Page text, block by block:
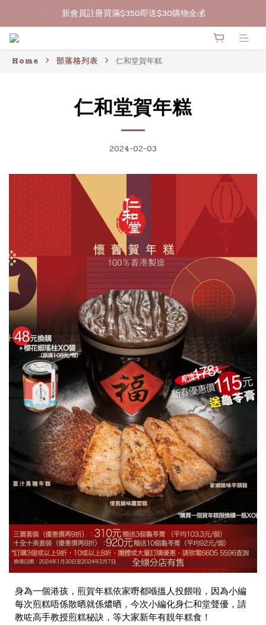
🔥買滿$399包郵
新會員註冊買滿$350即送$30購物金💰
Home 部落格列表 仁和堂賀年糕
仁和堂賀年糕
2024-02-03
身為一個港孩，煎賀年糕依家嘢都喺搵人投餵啦，因為小編
每次煎糕唔係散晒就係燶晒，今次小編化身仁和堂聲優，請
教咗高手教授煎糕秘訣，等大家新年有靚年糕食！